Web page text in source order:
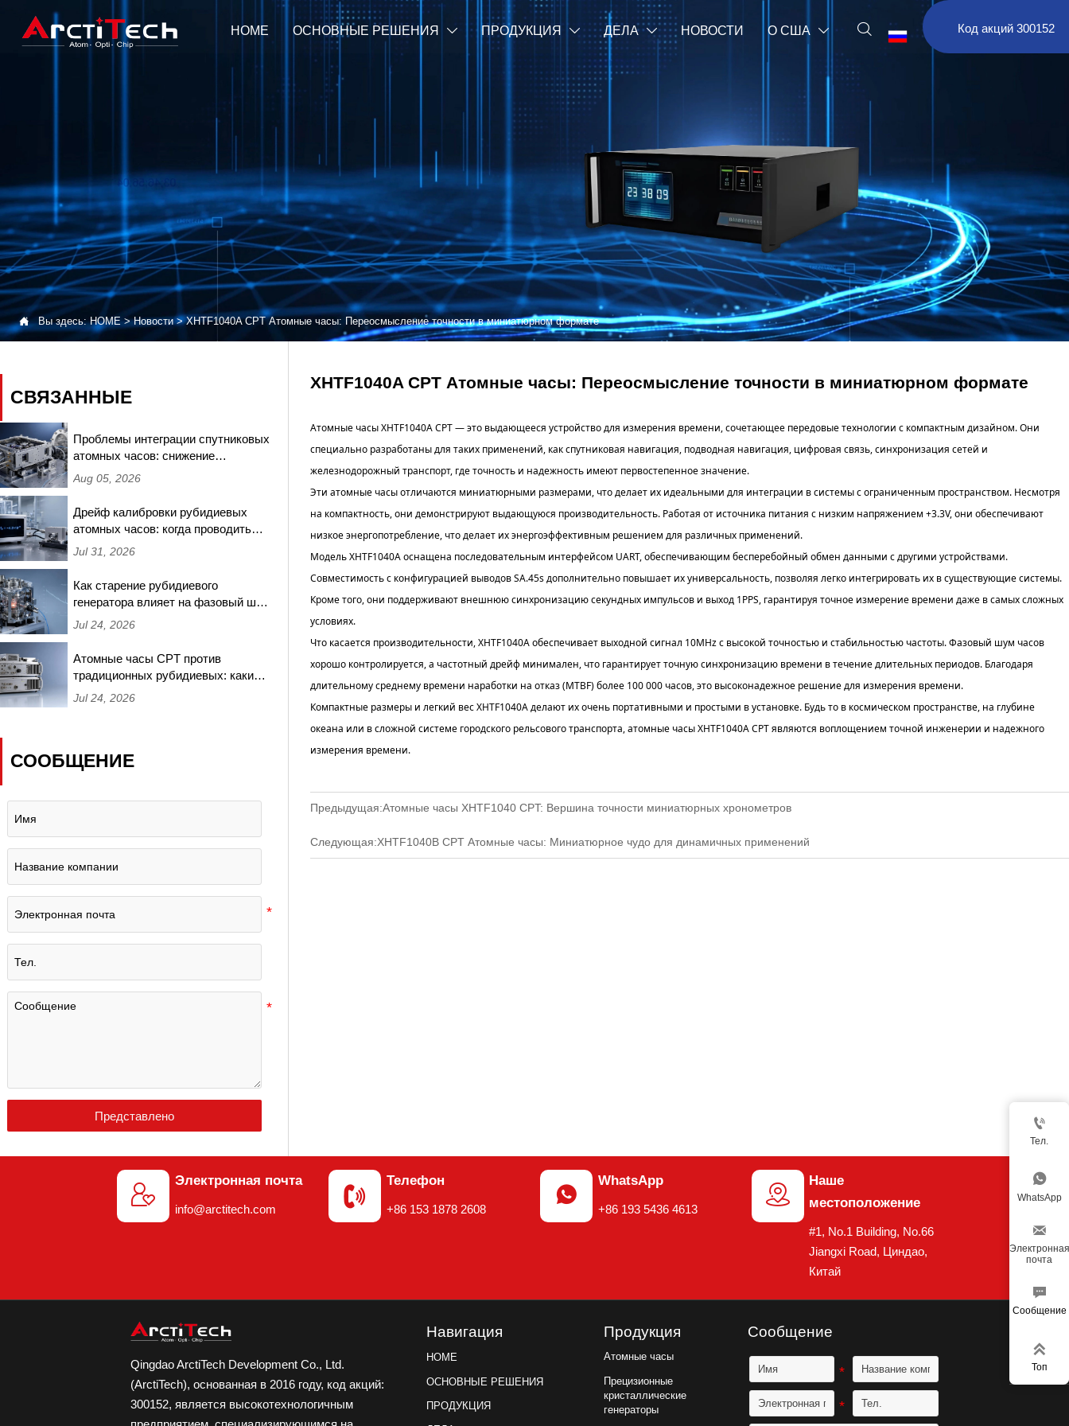
HOME ОСНОВНЫЕ РЕШЕНИЯ  ПРОДУКЦИЯ  ДЕЛА  НОВОСТИ О США   
Код акций 300152
 Вы здесь:HOME>Новости>XHTF1040A CPT Атомные часы: Переосмысление точности в миниатюрном формате
СВЯЗАННЫЕ
Проблемы интеграции спутниковых
атомных часов: снижение
частотных сдвигов, вызванных
радиацией, в миссиях на низкой
околоземной орбите
Aug 05, 2026
Дрейф калибровки рубидиевых
атомных часов: когда проводить
повторное тестирование и какие
сертификации
Jul 31, 2026
Как старение рубидиевого
генератора влияет на фазовый шум
при синхронизации базовых
месяцев
Jul 24, 2026
Атомные часы CPT против
традиционных рубидиевых: какие
обеспечивают лучшую
Jul 24, 2026
СООБЩЕНИЕ
Представлено
XHTF1040A CPT Атомные часы: Переосмысление точности в миниатюрном формате
Атомные часы XHTF1040A CPT — это выдающееся устройство для измерения времени, сочетающее передовые технологии с компактным дизайном. Они
специально разработаны для таких применений, как спутниковая навигация, подводная навигация, цифровая связь, синхронизация сетей и
железнодорожный транспорт, где точность и надежность имеют первостепенное значение.
Эти атомные часы отличаются миниатюрными размерами, что делает их идеальными для интеграции в системы с ограниченным пространством. Несмотря
на компактность, они демонстрируют выдающуюся производительность. Работая от источника питания с низким напряжением +3.3V, они обеспечивают
низкое энергопотребление, что делает их энергоэффективным решением для различных применений.
Модель XHTF1040A оснащена последовательным интерфейсом UART, обеспечивающим бесперебойный обмен данными с другими устройствами.
Совместимость с конфигурацией выводов SA.45s дополнительно повышает их универсальность, позволяя легко интегрировать их в существующие системы.
Кроме того, они поддерживают внешнюю синхронизацию секундных импульсов и выход 1PPS, гарантируя точное измерение времени даже в самых сложных
условиях.
Что касается производительности, XHTF1040A обеспечивает выходной сигнал 10MHz с высокой точностью и стабильностью частоты. Фазовый шум часов
хорошо контролируется, а частотный дрейф минимален, что гарантирует точную синхронизацию времени в течение длительных периодов. Благодаря
длительному среднему времени наработки на отказ (MTBF) более 100 000 часов, это высоконадежное решение для измерения времени.
Компактные размеры и легкий вес XHTF1040A делают их очень портативными и простыми в установке. Будь то в космическом пространстве, на глубине
океана или в сложной системе городского рельсового транспорта, атомные часы XHTF1040A CPT являются воплощением точной инженерии и надежного
измерения времени.
Предыдущая:Атомные часы XHTF1040 CPT: Вершина точности миниатюрных хронометров
Следующая:XHTF1040B CPT Атомные часы: Миниатюрное чудо для динамичных применений

Электронная почта
info@arctitech.com

Телефон
+86 153 1878 2608

WhatsApp
+86 193 5436 4613

Наше
местоположение
#1, No.1 Building, No.66
Jiangxi Road, Циндао,
Китай
Qingdao ArctiTech Development Co., Ltd.
(ArctiTech), основанная в 2016 году, код акций:
300152, является высокотехнологичным
Навигация
HOME
ОСНОВНЫЕ РЕШЕНИЯ
ПРОДУКЦИЯ
Продукция
Атомные часы
Прецизионные
кристаллические
генераторы
Сообщение

Тел.

WhatsApp

Электронная
почта

Сообщение

Топ